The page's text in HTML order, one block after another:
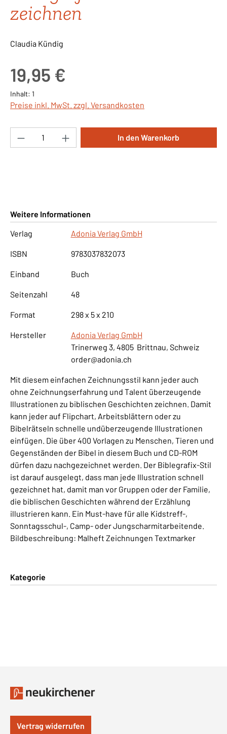
zeichnen
Claudia Kündig
19,95 €
Inhalt: 1
Preise inkl. MwSt. zzgl. Versandkosten
Produkt Anzahl: Gib den gewünschten
In den Warenkorb
Weitere Informationen
Verlag
Adonia Verlag GmbH
ISBN 9783037832073
Einband Buch
Seitenzahl 48
Format 298 x 5 x 210
Hersteller
Adonia Verlag GmbH
Trinerweg 3, 4805 Brittnau, Schweiz
order@adonia.ch
Mit diesem einfachen Zeichnungsstil kann jeder auch
ohne Zeichnungserfahrung und Talent überzeugende
Illustrationen zu biblischen Geschichten zeichnen. Damit
kann jeder auf Flipchart, Arbeitsblättern oder zu
Bibelrätseln schnelle undüberzeugende Illustrationen
einfügen. Die über 400 Vorlagen zu Menschen, Tieren und
Gegenständen der Bibel in diesem Buch und CD-ROM
dürfen dazu nachgezeichnet werden. Der Biblegrafix-Stil
ist darauf ausgelegt, dass man jede Illustration schnell
gezeichnet hat, damit man vor Gruppen oder der Familie,
die biblischen Geschichten während der Erzählung
illustrieren kann. Ein Must-have für alle Kidstreff-,
Sonntagsschul-, Camp- oder Jungscharmitarbeitende.
Bildbeschreibung: Malheft Zeichnungen Textmarker
Kategorie
Vertrag widerrufen